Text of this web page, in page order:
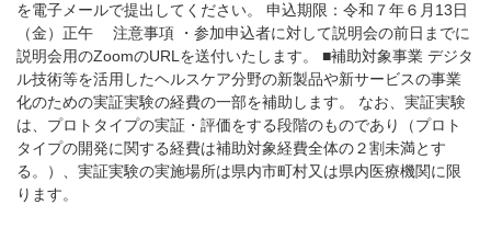
を電子メールで提出してください。 申込期限：令和７年６月13日
（金）正午 注意事項 ・参加申込者に対して説明会の前日までに
説明会用のZoomのURLを送付いたします。 ■補助対象事業 デジタ
ル技術等を活用したヘルスケア分野の新製品や新サービスの事業
化のための実証実験の経費の一部を補助します。 なお、実証実験
は、プロトタイプの実証・評価をする段階のものであり（プロト
タイプの開発に関する経費は補助対象経費全体の２割未満とす
る。）、実証実験の実施場所は県内市町村又は県内医療機関に限
ります。